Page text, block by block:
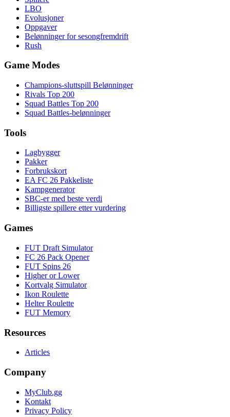
LBO
Evolusjoner
Oppgaver
Belønninger for sesongfremdrift
Rush
Game Modes
Champions-sluttspill Belønninger
Rivals Top 200
Squad Battles Top 200
Squad Battles-belønninger
Tools
Lagbygger
Pakker
Forbrukskort
EA FC 26 Pakkeliste
Kampgenerator
SBC-er med beste verdi
Billigste spillere etter vurdering
Games
FUT Draft Simulator
FC 26 Pack Opener
FUT Spins 26
Higher or Lower
Kortvalg Simulator
Ikon Roulette
Helter Roulette
FUT Memory
Resources
Articles
Company
MyClub.gg
Kontakt
Privacy Policy